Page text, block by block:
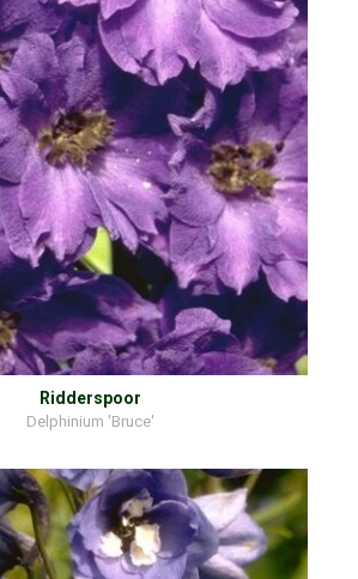
Ridderspoor
Delphinium 'Bruce'